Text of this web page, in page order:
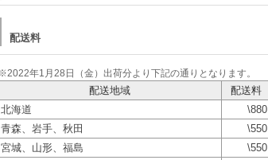
配送料
年1月28日（金）出荷分より下記の通りとなります。
配送地域
配送料
北海道
\880
青森、岩手、秋田
\550
宮城、山形、福島
\550